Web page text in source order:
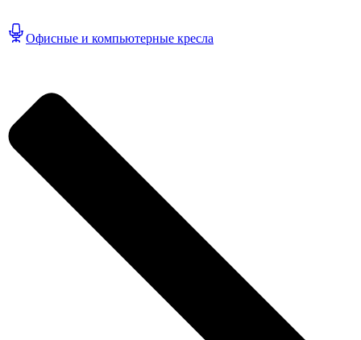
Офисные и компьютерные кресла